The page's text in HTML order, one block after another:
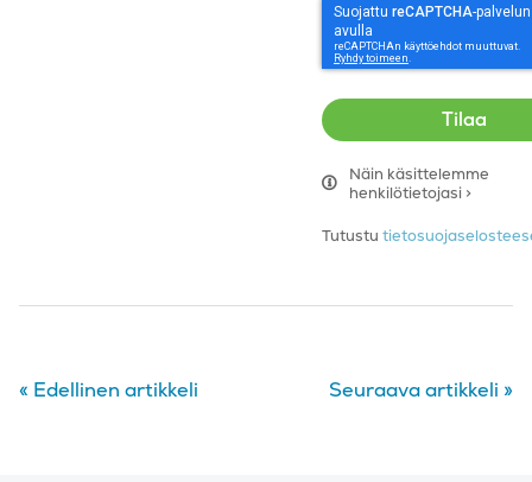
Näin käsittelemme
henkilötietojasi >
Tutustu
« Edellinen artikkeli Seuraava artikkeli »